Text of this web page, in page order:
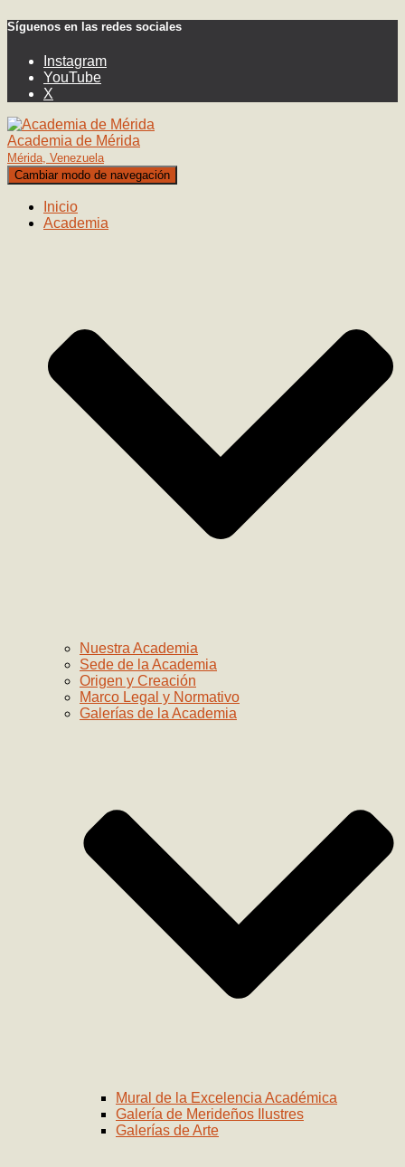
Síguenos en las redes sociales
Instagram
YouTube
X
Academia de Mérida
Mérida, Venezuela
Cambiar modo de navegación
Inicio
Academia
Nuestra Academia
Sede de la Academia
Origen y Creación
Marco Legal y Normativo
Galerías de la Academia
Mural de la Excelencia Académica
Galería de Merideños Ilustres
Galerías de Arte